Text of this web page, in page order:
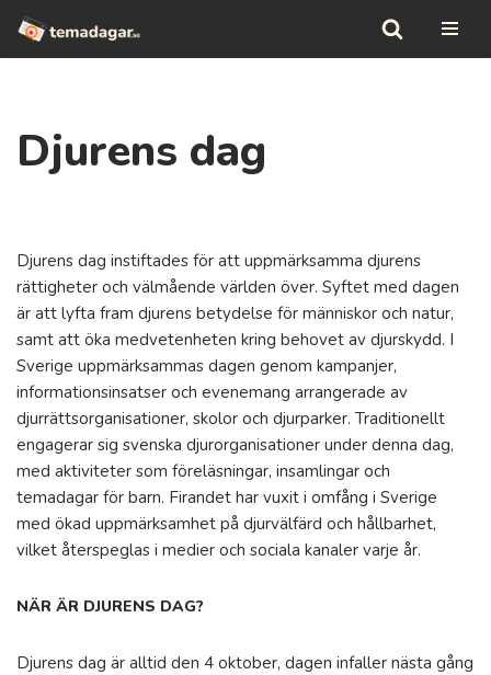
Hoppa
Djurens dag
Djurens dag instiftades för att uppmärksamma djurens
rättigheter och välmående världen över. Syftet med dagen
är att lyfta fram djurens betydelse för människor och natur,
samt att öka medvetenheten kring behovet av djurskydd. I
Sverige uppmärksammas dagen genom kampanjer,
informationsinsatser och evenemang arrangerade av
djurrättsorganisationer, skolor och djurparker. Traditionellt
engagerar sig svenska djurorganisationer under denna dag,
med aktiviteter som föreläsningar, insamlingar och
temadagar för barn. Firandet har vuxit i omfång i Sverige
med ökad uppmärksamhet på djurvälfärd och hållbarhet,
vilket återspeglas i medier och sociala kanaler varje år.
NÄR ÄR DJURENS DAG?
Djurens dag är alltid den 4 oktober, dagen infaller nästa gång